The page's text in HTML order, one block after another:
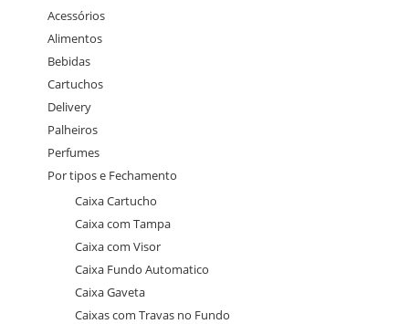
Acessórios
Alimentos
Bebidas
Cartuchos
Delivery
Palheiros
Perfumes
Por tipos e Fechamento
Caixa Cartucho
Caixa com Tampa
Caixa com Visor
Caixa Fundo Automatico
Caixa Gaveta
Caixas com Travas no Fundo